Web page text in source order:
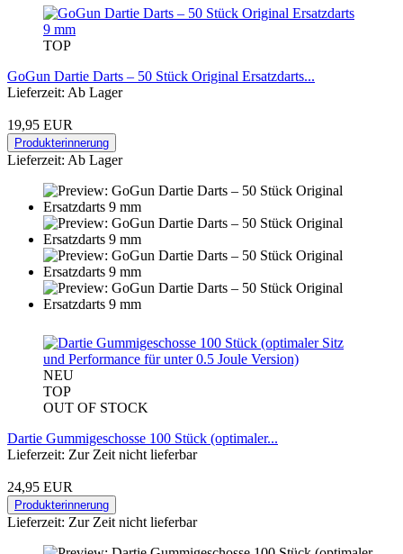
TOP
GoGun Dartie Darts – 50 Stück Original Ersatzdarts...
Lieferzeit: Ab Lager
19,95 EUR
Produkterinnerung
Lieferzeit: Ab Lager
NEU
TOP
OUT OF STOCK
Dartie Gummigeschosse 100 Stück (optimaler...
Lieferzeit: Zur Zeit nicht lieferbar
24,95 EUR
Produkterinnerung
Lieferzeit: Zur Zeit nicht lieferbar